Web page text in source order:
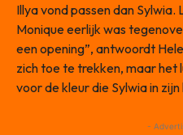
Illya vond passen dan Sylwia.
Monique eerlijk was
een opening”, antwoordt
zich toe te trekken, maar het
voor de kleur die Sylwia in
-